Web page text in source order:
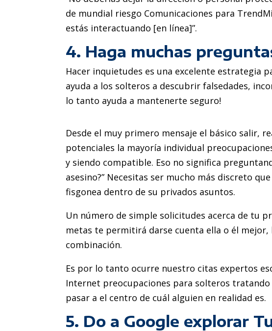
de mundial riesgo Comunicaciones para
estás interactuando [en línea]”.
4. Haga muchas
Hacer inquietudes es una excelente estrategia
ayuda a los solteros a descubrir falsedades,
lo tanto ayuda a mantenerte seguro!
Desde el muy primero mensaje el básico salir,
potenciales la mayoría individual
y siendo compatible. Eso no significa
asesino?” Necesitas ser mucho más discreto
fisgonea dentro de su privados asuntos.
Un número de simple solicitudes acerca de tu
metas te permitirá darse cuenta ella o él
combinación.
Es por lo tanto ocurre nuestro citas expertos
Internet preocupaciones para solteros
pasar a el centro de cuál alguien en realidad es.
5. Do a Google explorar